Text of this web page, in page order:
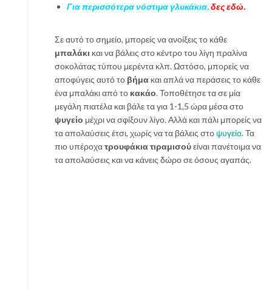
Για περισσότερα νόστιμα γλυκάκια,δες εδώ.
Σε αυτό το σημείο, μπορείς να ανοίξεις το κάθε
μπαλάκι και να βάλεις στο κέντρο του λίγη πραλίνα
σοκολάτας τύπου μερέντα κλπ. Ωστόσο, μπορείς να
αποφύγεις αυτό το βήμα και απλά να περάσεις το κάθε
ένα μπαλάκι από το κακάο. Τοποθέτησε τα σε μία
μεγάλη πιατέλα και βάλε τα για 1-1,5 ώρα μέσα στο
ψυγείο μέχρι να σφίξουν λίγο. Αλλά και πάλι μπορείς να
τα απολαύσεις έτσι, χωρίς να τα βάλεις στο ψυγείο. Τα
πιο υπέροχατρουφάκια τιραμισούείναι πανέτοιμα να
τα απολαύσεις και να κάνεις δώρο σε όσους αγαπάς.